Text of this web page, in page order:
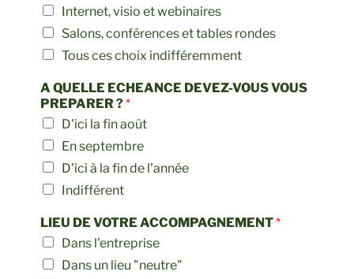
Internet, visio et webinaires
Salons, conférences et tables rondes
Tous ces choix indifféremment
A QUELLE ECHEANCE DEVEZ-VOUS VOUS
PREPARER ?*
D'ici la fin août
En septembre
D'ici à la fin de l'année
Indifférent
LIEU DE VOTRE ACCOMPAGNEMENT*
Dans l'entreprise
Dans un lieu "neutre"